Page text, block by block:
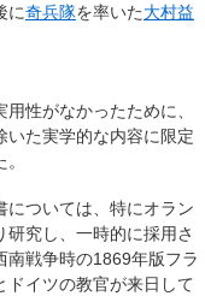
に奇兵隊を率いた大村益
性がなかったために、
いた実学的な内容に限定
については、特にオラン
研究し、一時的に採用さ
南戦争時の1869年版フラ
ドイツの教官が来日して